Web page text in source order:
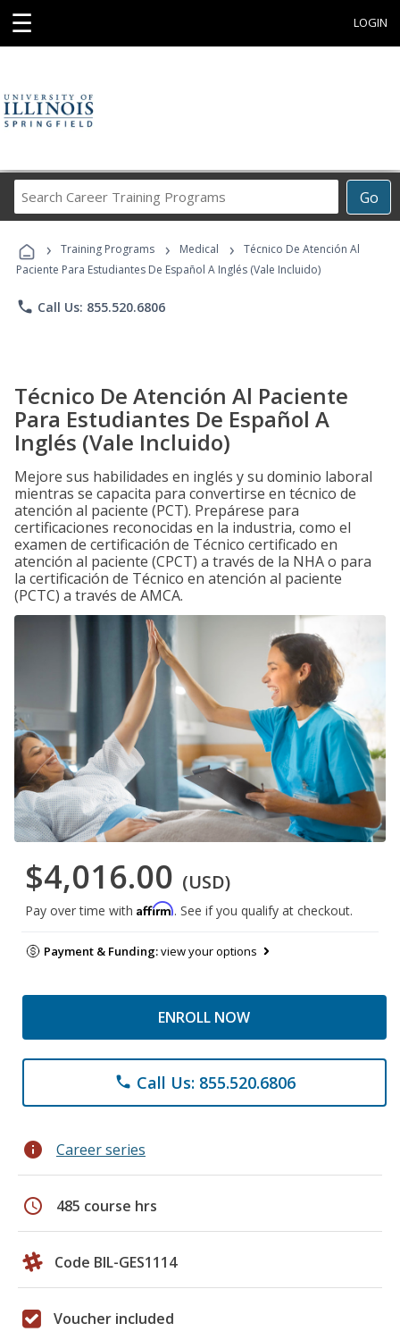
☰ LOGIN
Go
Career
Programs
› Training Programs › Medical ›
Técnico De Atención Al
Paciente Para Estudiantes De Español A Inglés (Vale Incluido)
phone Call Us: 855.520.6806
Técnico De Atención Al Paciente
Para Estudiantes De Español A
Inglés (Vale Incluido)
Mejore sus habilidades en inglés y su dominio laboral
mientras se capacita para convertirse en técnico de
atención al paciente (PCT). Prepárese para
certificaciones reconocidas en la industria, como el
examen de certificación de Técnico certificado en
atención al paciente (CPCT) a través de la NHA o para
la certificación de Técnico en atención al paciente
(PCTC) a través de AMCA.
$4,016.00 (USD)
Pay over time with Affirm. See if you qualify at checkout.
Payment & Funding:view your options
ENROLL NOW
phone Call Us: 855.520.6806
info Career series
schedule 485 course hrs
Code BIL-GES1114
Voucher included